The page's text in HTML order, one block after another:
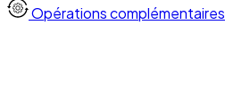
Opérations complémentaires